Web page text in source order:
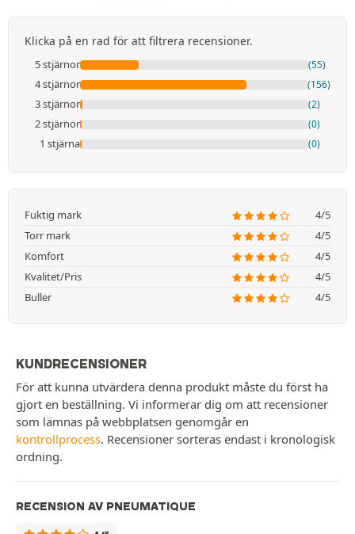
Klicka på en rad för att filtrera recensioner.
5 stjärnor (55)
4 stjärnor (156)
3 stjärnor (2)
2 stjärnor (0)
1 stjärna (0)
Fuktig mark
4/5
Torr mark
4/5
Komfort
4/5
Kvalitet/Pris
4/5
Buller
4/5
KUNDRECENSIONER
För att kunna utvärdera denna produkt måste du först ha
gjort en beställning. Vi informerar dig om att recensioner
som lämnas på webbplatsen genomgår en
kontrollprocess. Recensioner sorteras endast i kronologisk
ordning.
RECENSION AV PNEUMATIQUE